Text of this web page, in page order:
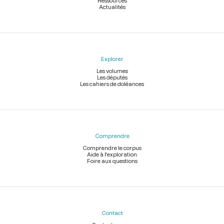
Actualités
Explorer
Les volumes
Les députés
Les cahiers de doléances
Comprendre
Comprendre le corpus
Aide à l'exploration
Foire aux questions
Contact